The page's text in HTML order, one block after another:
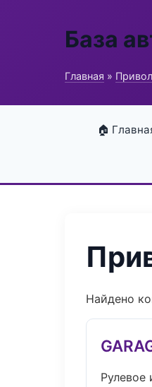
База
Главная »
🏠
Найдено
Рулевое